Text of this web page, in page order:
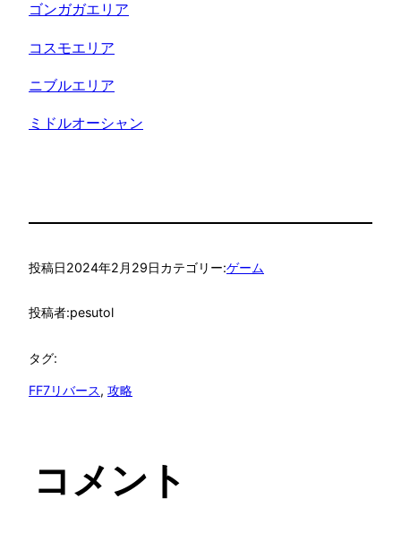
ゴンガガエリア
コスモエリア
ニブルエリア
ミドルオーシャン
投稿日2024年2月29日カテゴリー:ゲーム
投稿者:pesutol
タグ:
FF7リバース, 攻略
コメント